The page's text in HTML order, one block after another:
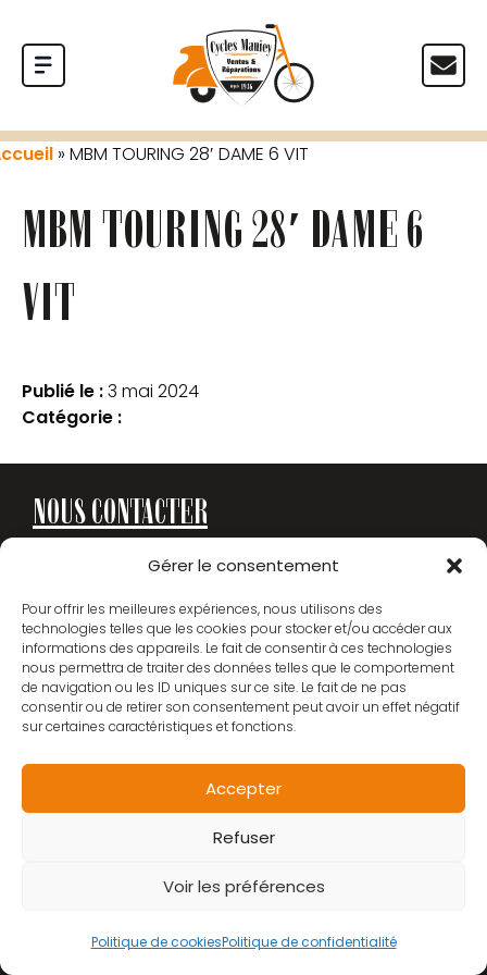
Gérer le consentement
Pour offrir les meilleures expériences, nous utilisons des
technologies telles que les cookies pour stocker et/ou accéder aux
informations des appareils. Le fait de consentir à ces technologies
nous permettra de traiter des données telles que le comportement
de navigation ou les ID uniques sur ce site. Le fait de ne pas
consentir ou de retirer son consentement peut avoir un effet négatif
sur certaines caractéristiques et fonctions.
Accepter
Refuser
Voir les préférences
Politique de cookiesPolitique de confidentialité
» MBM TOURING 28′ DAME 6 VIT
MBM TOURING 28′ DAME 6
VIT
Publié le :3 mai 2024
Catégorie :
NOUS CONTACTER
02 96 43 78 64
EMAIL
CONTACT@CYCLES-MANIEY.FR
2 rue Maréchal Foch, 22200 Guingamp